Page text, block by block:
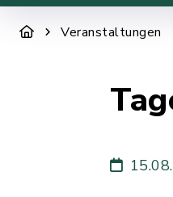
Veranstaltungen